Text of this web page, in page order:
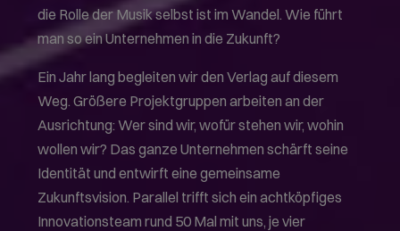
die Rolle der Musik selbst ist im Wandel. Wie führt
man so ein Unternehmen in die Zukunft?
Ein Jahr lang begleiten wir den Verlag auf diesem
Weg. Größere Projektgruppen arbeiten an der
Ausrichtung: Wer sind wir, wofür stehen wir, wohin
wollen wir? Das ganze Unternehmen schärft seine
Identität und entwirft eine gemeinsame
Zukunftsvision. Parallel trifft sich ein achtköpfiges
Innovationsteam rund 50 Mal mit uns, je vier